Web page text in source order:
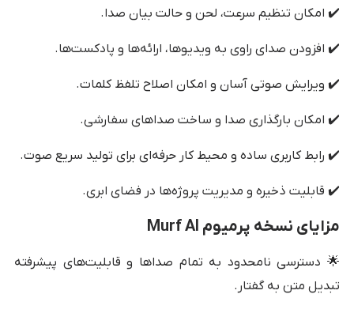
✔️ امکان تنظیم سرعت، لحن و حالت بیان صدا.
✔️ افزودن صدای راوی به ویدیوها، ارائه‌ها و پادکست‌ها.
✔️ ویرایش صوتی آسان و امکان اصلاح تلفظ کلمات.
✔️ امکان بارگذاری صدا و ساخت صداهای سفارشی.
✔️ رابط کاربری ساده و محیط کار حرفه‌ای برای تولید سریع صوت.
✔️ قابلیت ذخیره و مدیریت پروژه‌ها در فضای ابری.
مزایای نسخه پرمیوم Murf AI
🌟 دسترسی نامحدود به تمام صداها و قابلیت‌های پیشرفته
تبدیل متن به گفتار.